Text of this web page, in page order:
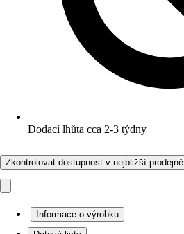
Dodací lhůta cca 2-3 týdny
Zkontrolovat dostupnost v nejbližší prodejně
Informace o výrobku